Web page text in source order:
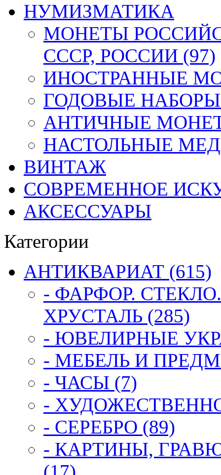
НУМИЗМАТИКА
МОНЕТЫ
СССР, РОССИИ (97)
ИНОСТРАННЫЕ
ГОДОВЫЕ НАБОРЫ
АНТИЧНЫЕ
НАСТОЛЬНЫЕ
ВИНТАЖ
СОВРЕМЕННОЕ
АКСЕССУАРЫ
Категории
АНТИКВАРИАТ (615)
- ФАРФОР.
ХРУСТАЛЬ (285)
- ЮВЕЛИРНЫЕ
- МЕБЕЛЬ И
- ЧАСЫ (7)
-
- СЕРЕБРО (89)
- КАРТИНЫ,